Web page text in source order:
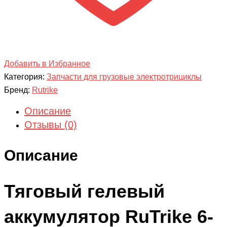
Добавить в Избранное
Категория: Запчасти для грузовые электротрициклы
Бренд: Rutrike
Описание
Отзывы (0)
Описание
Тяговый гелевый
аккумулятор RuTrike 6-